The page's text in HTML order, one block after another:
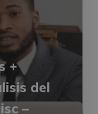
+
del
–